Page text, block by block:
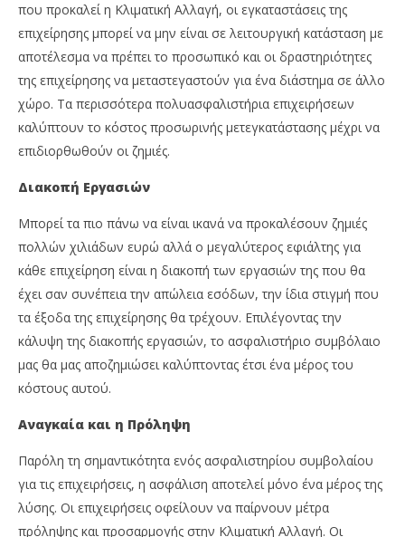
που προκαλεί η Κλιματική Αλλαγή, οι εγκαταστάσεις της
επιχείρησης μπορεί να μην είναι σε λειτουργική κατάσταση με
αποτέλεσμα να πρέπει το προσωπικό και οι δραστηριότητες
της επιχείρησης να μεταστεγαστούν για ένα διάστημα σε άλλο
χώρο. Τα περισσότερα πολυασφαλιστήρια επιχειρήσεων
καλύπτουν το κόστος προσωρινής μετεγκατάστασης μέχρι να
επιδιορθωθούν οι ζημιές.
Διακοπή Εργασιών
Μπορεί τα πιο πάνω να είναι ικανά να προκαλέσουν ζημιές
πολλών χιλιάδων ευρώ αλλά ο μεγαλύτερος εφιάλτης για
κάθε επιχείρηση είναι η διακοπή των εργασιών της που θα
έχει σαν συνέπεια την απώλεια εσόδων, την ίδια στιγμή που
τα έξοδα της επιχείρησης θα τρέχουν. Επιλέγοντας την
κάλυψη της διακοπής εργασιών, το ασφαλιστήριο συμβόλαιο
μας θα μας αποζημιώσει καλύπτοντας έτσι ένα μέρος του
κόστους αυτού.
Αναγκαία και η Πρόληψη
Παρόλη τη σημαντικότητα ενός ασφαλιστηρίου συμβολαίου
για τις επιχειρήσεις, η ασφάλιση αποτελεί μόνο ένα μέρος της
λύσης. Οι επιχειρήσεις οφείλουν να παίρνουν μέτρα
πρόληψης και προσαρμογής στην Κλιματική Αλλαγή. Οι